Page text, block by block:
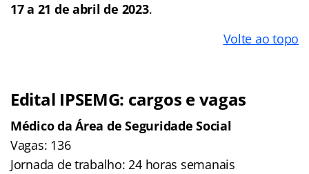
17 a 21 de abril de 2023.
Volte ao topo
Edital IPSEMG: cargos e vagas
Médico da Área de Seguridade Social
Vagas: 136
Jornada de trabalho: 24 horas semanais